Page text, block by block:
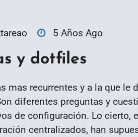
5 Años Ago
y dotfiles
mas recurrentes y a la que
diferentes preguntas y
de configuración. Lo cierto,
centralizados, han